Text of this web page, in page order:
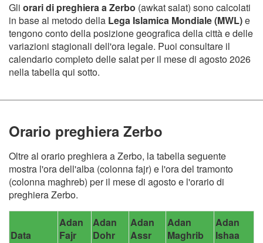
Gli orari di preghiera a Zerbo (awkat salat) sono calcolati
in base al metodo della Lega Islamica Mondiale (MWL)e
tengono conto della posizione geografica della città e delle
variazioni stagionali dell'ora legale. Puoi consultare il
calendario completo delle salat per il mese di agosto 2026
nella tabella qui sotto.
Orario preghiera Zerbo
Oltre al orario preghiera a Zerbo, la tabella seguente
mostra l'ora dell'alba (colonna fajr) e l'ora del tramonto
(colonna maghreb) per il mese di agosto e l'orario di
preghiera Zerbo.
Data
Adan
Fajr
Adan
Dohr
Adan
Assr
Adan
Maghrib
Adan
Ishaa